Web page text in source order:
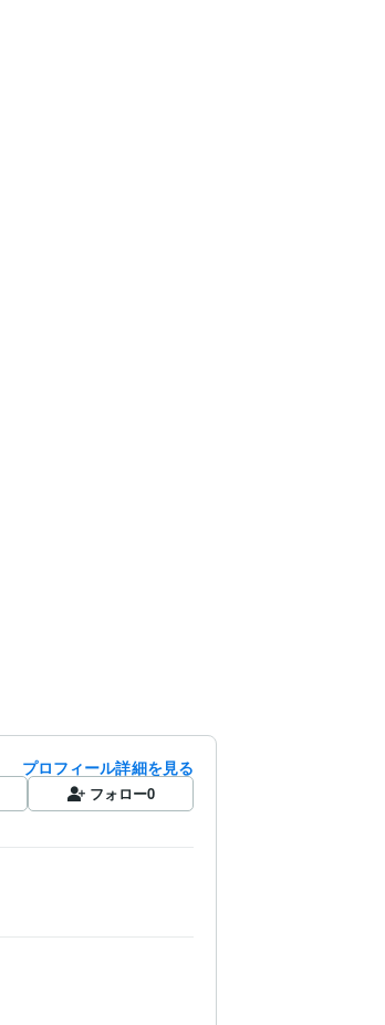
プロフィール詳細を見る
フォロー0